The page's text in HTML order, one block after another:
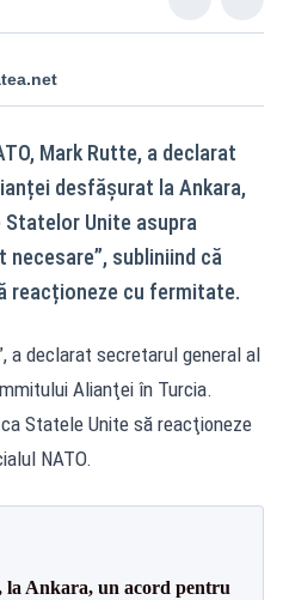
Mark Rutte, a declarat
desfășurat la Ankara,
Unite asupra
subliniind că
reacționeze cu fermitate.
a declarat secretarul general al
Alianţei în Turcia.
Statele Unite să reacţioneze
NATO.
la Ankara, un acord pentru